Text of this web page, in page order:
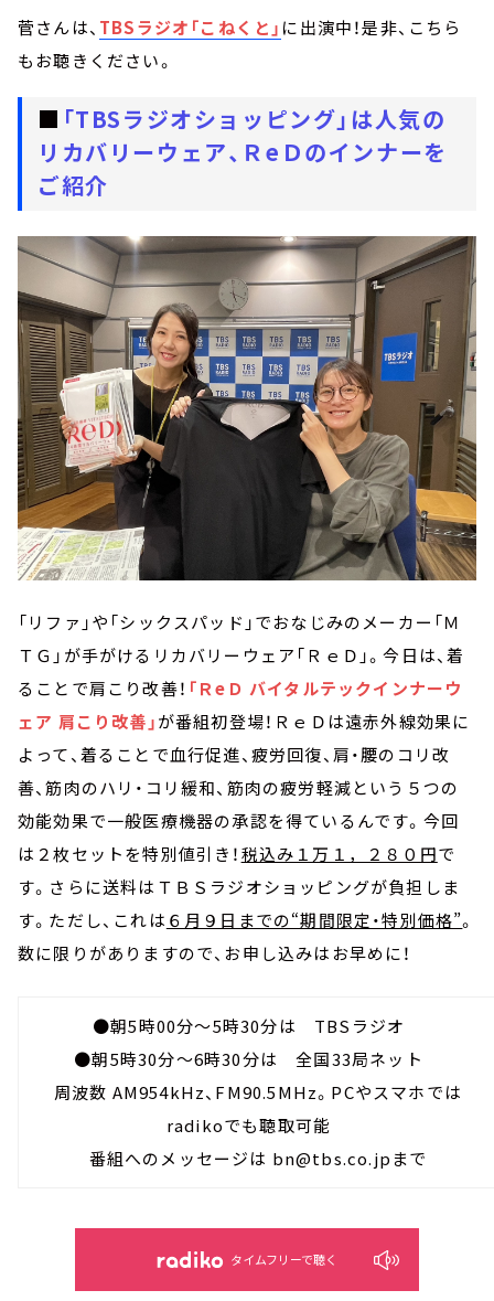
菅さんは、 TBSラジオ「こねくと」 に出演中！是非、こちら
もお聴きください。
■ 「TBSラジオショッピング」は人気の
リカバリーウェア、ＲeＤのインナーを
ご紹介
「リファ」や「シックスパッド」でおなじみのメーカー「Ｍ
ＴＧ」が手がけるリカバリーウェア「ＲｅＤ」。今日は、着
ることで肩こり改善！ 「ＲeＤ バイタルテックインナーウ
ェア 肩こり改善」が番組初登場！ＲｅＤは遠赤外線効果に
よって、着ることで血行促進、疲労回復、肩・腰のコリ改
善、筋肉のハリ・コリ緩和、筋肉の疲労軽減という５つの
効能効果で一般医療機器の承認を得ているんです。今回
は２枚セットを特別値引き！税込み１万１，２８０円で
す。さらに送料はＴＢＳラジオショッピングが負担しま
す。ただし、これは ６月９日までの“期間限定・特別価格”。
数に限りがありますので、お申し込みはお早めに！
●朝5時00分～5時30分は TBSラジオ
●朝5時30分～6時30分は 全国33局ネット
周波数 AM954kHz、FM90.5MHz。PCやスマホでは
radikoでも聴取可能
番組へのメッセージは bn@tbs.co.jpまで
タイムフリーで聴く